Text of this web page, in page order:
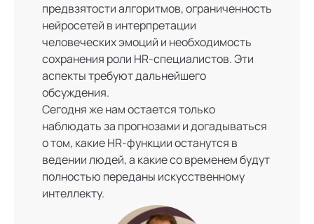
предвзятости алгоритмов, ограниченность
нейросетей в интерпретации
человеческих эмоций и необходимость
сохранения роли HR-специалистов. Эти
аспекты требуют дальнейшего
обсуждения.
Сегодня же нам остается только
наблюдать за прогнозами и догадываться
о том, какие HR-функции останутся в
ведении людей, а какие со временем будут
полностью переданы искусственному
интеллекту.